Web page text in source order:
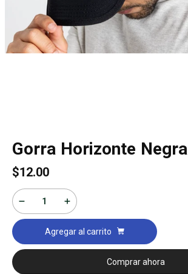
Gorra Horizonte Negra
$12.00
Agregar al carrito
Comprar ahora